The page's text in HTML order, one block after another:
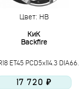
Цвет: HB
КиК
Backfire
ET45 PCD5x114.3 DIA66.1
17 720 ₽